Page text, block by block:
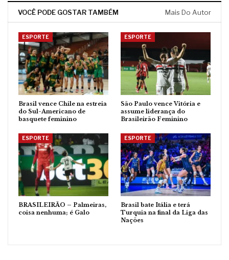
VOCÊ PODE GOSTAR TAMBÉM Mais Do Autor
ESPORTE
Brasil vence Chile na estreia
do Sul-Americano de
basquete feminino
ESPORTE
São Paulo vence Vitória e
assume liderança do
Brasileirão Feminino
ESPORTE
BRASILEIRÃO – Palmeiras,
coisa nenhuma; é Galo
ESPORTE
Brasil bate Itália e terá
Turquia na final da Liga das
Nações